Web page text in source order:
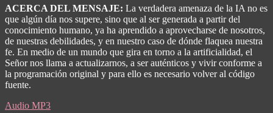
ACERCA DEL MENSAJE: La verdadera amenaza de la IA no es
que algún día nos supere, sino que al ser generada a partir del
conocimiento humano, ya ha aprendido a aprovecharse de nosotros,
de nuestras debilidades, y en nuestro caso de dónde flaquea nuestra
fe. En medio de un mundo que gira en torno a la artificialidad, el
Señor nos llama a actualizarnos, a ser auténticos y vivir conforme a
la programación original y para ello es necesario volver al código
fuente.
Audio MP3